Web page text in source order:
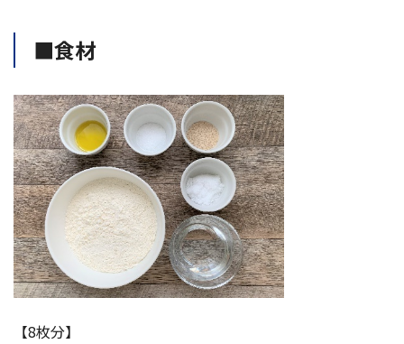
■食材
【8枚分】